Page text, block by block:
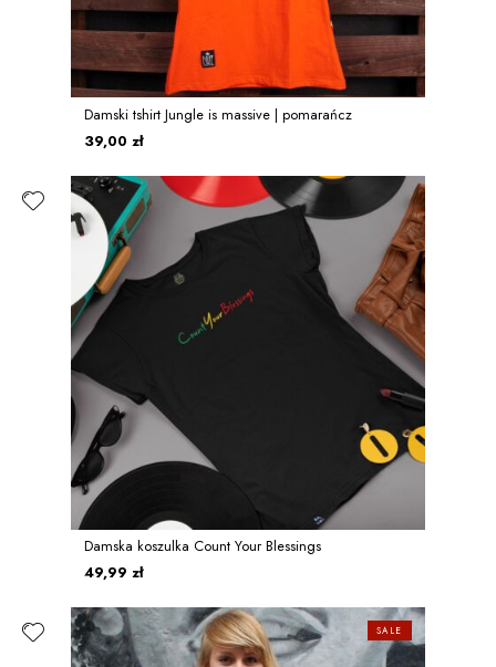
Damski tshirt Jungle is massive | pomarańcz
39,00 zł
Damska koszulka Count Your Blessings
49,99 zł
SALE